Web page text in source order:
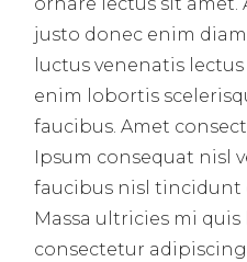
justo donec enim
luctus venenatis
enim lobortis
faucibus. Amet
Ipsum consequat nisl
faucibus nisl tincidunt
Massa ultricies mi
consectetur